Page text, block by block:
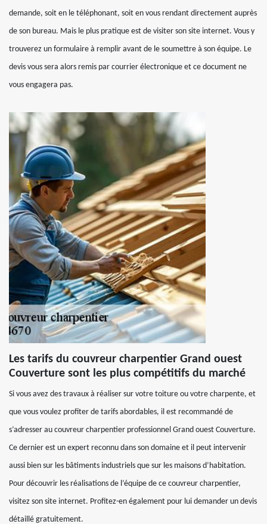
demande, soit en le téléphonant, soit en vous rendant directement auprès
de son bureau. Mais le plus pratique est de visiter son site internet. Vous y
trouverez un formulaire à remplir avant de le soumettre à son équipe. Le
devis vous sera alors remis par courrier électronique et ce document ne
vous engagera pas.
Les tarifs du couvreur charpentier Grand ouest
Couverture sont les plus compétitifs du marché
Si vous avez des travaux à réaliser sur votre toiture ou votre charpente, et
que vous voulez profiter de tarifs abordables, il est recommandé de
s’adresser au couvreur charpentier professionnel Grand ouest Couverture.
Ce dernier est un expert reconnu dans son domaine et il peut intervenir
aussi bien sur les bâtiments industriels que sur les maisons d’habitation.
Pour découvrir les réalisations de l’équipe de ce couvreur charpentier,
visitez son site internet. Profitez-en également pour lui demander un devis
détaillé gratuitement.